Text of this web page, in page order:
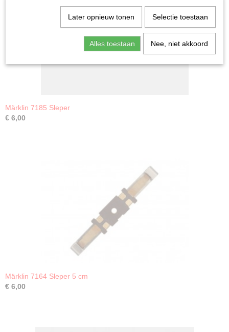
Märklin 7185 Sleper
€ 6,00
Märklin 7164 Sleper 5 cm
€ 6,00
Later opnieuw tonen Selectie toestaan
Alles toestaan Nee, niet akkoord